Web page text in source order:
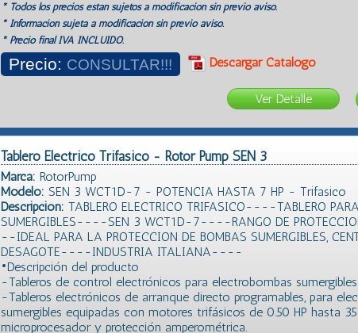
* Todos los precios estan sujetos a modificación sin previo aviso.
* Información sujeta a modificación sin previo aviso.
* Precio final IVA INCLUIDO.
Precio: CONSULTAR!!! Descargar Catálogo
Ver Detalle
Tablero Electrico Trifasico - Rotor Pump SEN 3
Marca: RotorPump
Modelo: SEN 3 WCT1D-7 - POTENCIA HASTA 7 HP - Trifasico
Descripción: TABLERO ELECTRICO TRIFASICO----TABLERO
SUMERGIBLES----SEN 3 WCT1D-7----RANGO DE
--IDEAL PARA LA PROTECCION DE BOMBAS SUMERGIBLES,
DESAGOTE----INDUSTRIA ITALIANA----
•Descripción del producto
-Tableros de control electrónicos para electrobombas
-Tableros electrónicos de arranque directo programables, para
sumergibles equipadas con motores trifásicos de 0.50 HP hasta
microprocesador y protección amperométrica.